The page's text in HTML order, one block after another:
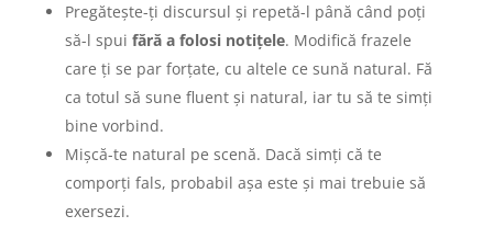
Pregătește-ți discursul și repetă-l până când poți
să-l spui fără a folosi notițele. Modifică frazele
care ți se par forțate, cu altele ce sună natural. Fă
ca totul să sune fluent și natural, iar tu să te simți
bine vorbind.
Mișcă-te natural pe scenă. Dacă simți că te
comporți fals, probabil așa este și mai trebuie să
exersezi.